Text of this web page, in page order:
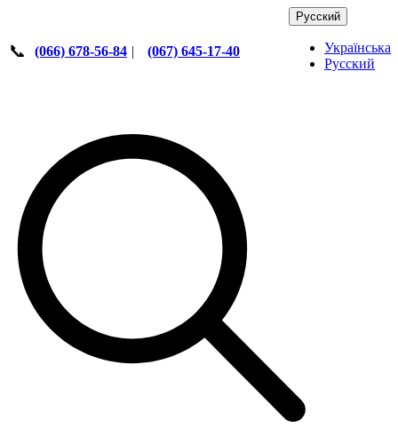
📞 (066) 678-56-84 | (067) 645-17-40
Русский
Українська
Русский